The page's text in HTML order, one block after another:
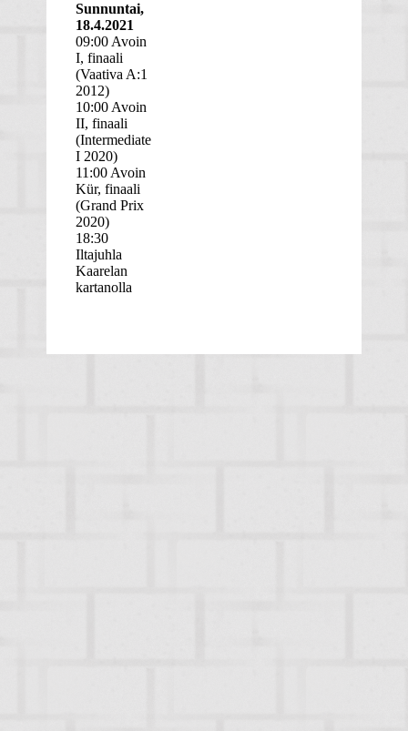
Sunnuntai,
18.4.2021
09:00 Avoin
I, finaali
(Vaativa A:1
2012)
10:00 Avoin
II, finaali
(Intermediate
I 2020)
11:00 Avoin
Kür, finaali
(Grand Prix
2020)
18:30
Iltajuhla
Kaarelan
kartanolla